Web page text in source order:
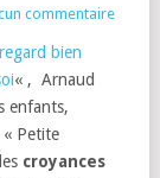
commentaire
bien
« , Arnaud
enfants,
Petite
croyances